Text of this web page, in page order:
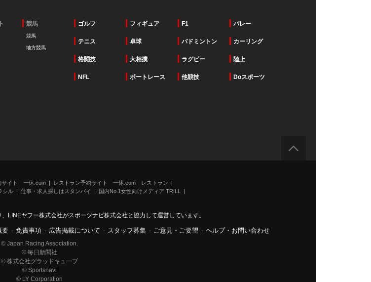
競馬
競馬
地方競馬
ゴルフ フィギュア F1 バレー
テニス 卓球 バドミントン カーリング
格闘技 大相撲 ラグビー 陸上
NFL ボートレース 他競技 Doスポーツ
サイト 一休.com
レストラン予約サイト 一休.com レストラン
シル 仕事・求人探しはスタンバイ
国内No.1女性向けメディア TRILL
LINEヤフー株式会社がスポーツナビ株式会社と協力して運営しています。
要 - 免責事項 - 広告掲載について - スタッフ募集 - ご意見・ご要望 - ヘルプ・お問い合わせ
© Japan Racing Association.
© 毎日新聞社
© 株式会社グラッドキューブ
© Sportsnavi
© LY Corporation